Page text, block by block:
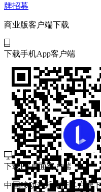
牌招募
商业版客户端下载
下载手机App客户端
下载PC桌面客户端
中国移动音乐宽带客户端